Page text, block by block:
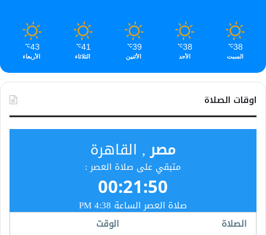
38
℃
السبت
38
℃
الأحد
39
℃
الأثنين
41
℃
الثلاثاء
43
℃
الأربعاء
اوقات الصلاة